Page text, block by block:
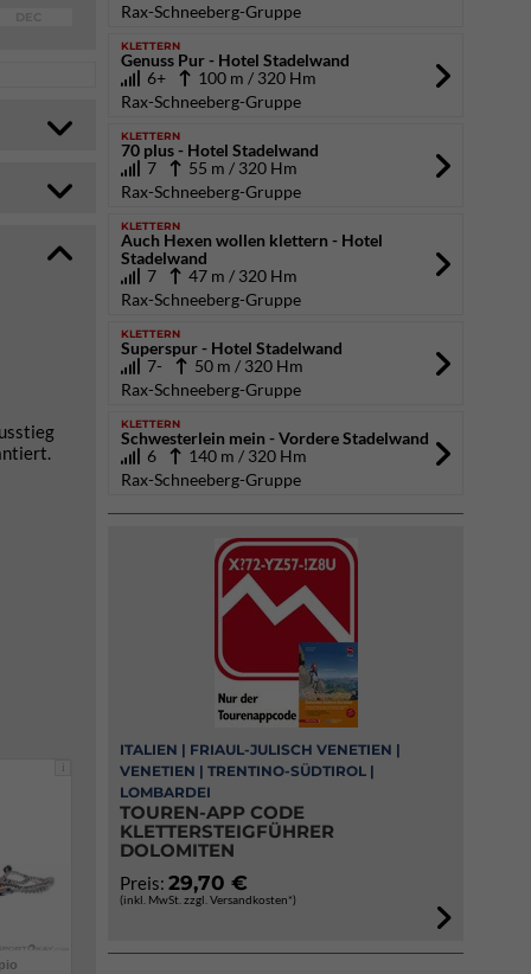
i
Rax-Schneeberg-Gruppe
KLETTERN
Genuss Pur - Hotel Stadelwand
6+
100 m / 320 Hm
Rax-Schneeberg-Gruppe
KLETTERN
70 plus - Hotel Stadelwand
7
55 m / 320 Hm
Rax-Schneeberg-Gruppe
KLETTERN
Auch Hexen wollen klettern - Hotel
Stadelwand
7
47 m / 320 Hm
Rax-Schneeberg-Gruppe
KLETTERN
Superspur - Hotel Stadelwand
7-
50 m / 320 Hm
Rax-Schneeberg-Gruppe
KLETTERN
Schwesterlein mein - Vordere Stadelwand
6
140 m / 320 Hm
Rax-Schneeberg-Gruppe
ITALIEN | FRIAUL-JULISCH VENETIEN |
VENETIEN | TRENTINO-SÜDTIROL |
LOMBARDEI
TOUREN-APP CODE
KLETTERSTEIGFÜHRER
DOLOMITEN
Preis: 29,70 €
(inkl. MwSt. zzgl. Versandkosten*)